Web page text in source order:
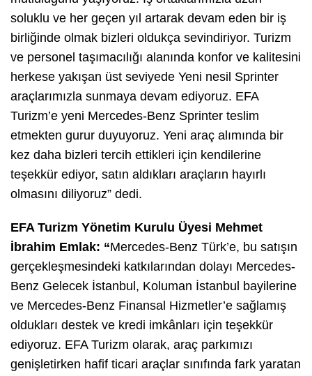
soluklu ve her geçen yıl artarak devam eden bir iş
birliğinde olmak bizleri oldukça sevindiriyor. Turizm
ve personel taşımacılığı alanında konfor ve kalitesini
herkese yakışan üst seviyede Yeni nesil Sprinter
araçlarımızla sunmaya devam ediyoruz. EFA
Turizm’e yeni Mercedes-Benz Sprinter teslim
etmekten gurur duyuyoruz. Yeni araç alımında bir
kez daha bizleri tercih ettikleri için kendilerine
teşekkür ediyor, satın aldıkları araçların hayırlı
olmasını diliyoruz” dedi.
EFA Turizm Yönetim Kurulu Üyesi Mehmet
İbrahim Emlak: “Mercedes-Benz Türk’e, bu satışın
gerçekleşmesindeki katkılarından dolayı Mercedes-
Benz Gelecek İstanbul, Koluman İstanbul bayilerine
ve Mercedes-Benz Finansal Hizmetler’e sağlamış
oldukları destek ve kredi imkânları için teşekkür
ediyoruz. EFA Turizm olarak, araç parkımızı
genişletirken hafif ticari araçlar sınıfında fark yaratan